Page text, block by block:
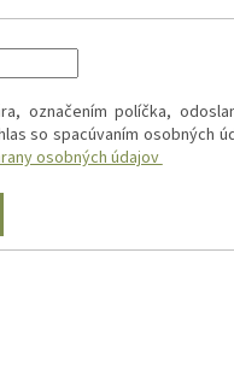
označením políčka,
so spacúvaním osobných
osobných údajov